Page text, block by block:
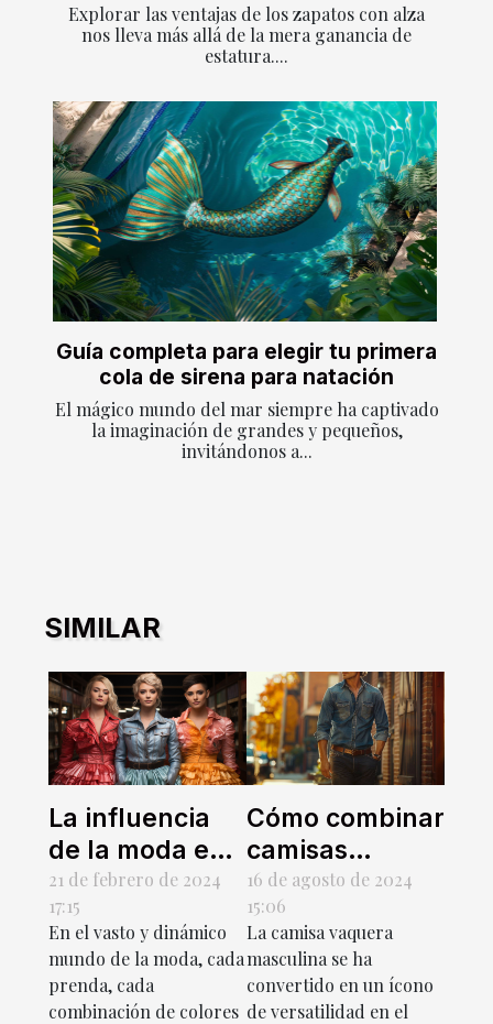
Explorar las ventajas de los zapatos con alza
nos lleva más allá de la mera ganancia de
estatura....
Guía completa para elegir tu primera
cola de sirena para natación
El mágico mundo del mar siempre ha captivado
la imaginación de grandes y pequeños,
invitándonos a...
SIMILAR
La influencia
de la moda en
la identidad de
género
21 de febrero de 2024
17:15
En el vasto y dinámico
mundo de la moda, cada
prenda, cada
combinación de colores
Cómo combinar
camisas
vaqueras
masculinas
para diferentes
ocasiones
16 de agosto de 2024
15:06
La camisa vaquera
masculina se ha
convertido en un ícono
de versatilidad en el